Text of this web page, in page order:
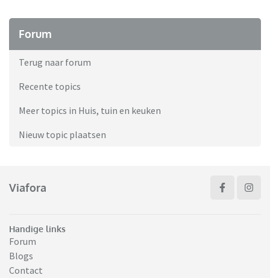
Forum
Terug naar forum
Recente topics
Meer topics in Huis, tuin en keuken
Nieuw topic plaatsen
Viafora
Handige links
Forum
Blogs
Contact